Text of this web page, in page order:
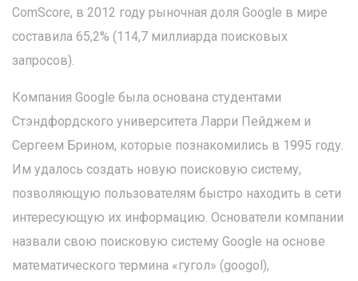
ComScore, в 2012 году рыночная доля Google в мире
составила 65,2% (114,7 миллиарда поисковых
запросов).
Компания Google была основана студентами
Стэндфордского университета Ларри Пейджем и
Сергеем Брином, которые познакомились в 1995 году.
Им удалось создать новую поисковую систему,
позволяющую пользователям быстро находить в сети
интересующую их информацию. Основатели компании
назвали свою поисковую систему Google на основе
математического термина «гугол» (googol),